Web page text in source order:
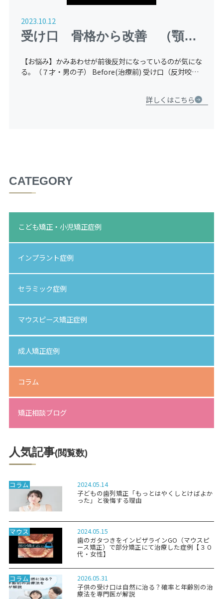
2023.10.12
受け口 骨格から改善 （顎顔
【お悩み】かみあわせが前後反対になっているのが気にな
る。（７才・男の子） Before(治療前) 受け口（反対咬
詳しくはこちら
CATEGORY
こども矯正・小児矯正症例
インプラント症例
セラミック症例
マウスピース矯正症例
成人矯正症例
コラム
矯正相談ブログ
人気記事(閲覧数)
コラム
2024.05.14
子どもの歯列矯正「もっとはやくしとけばよか
った」と後悔する理由
マウス
2024.05.15
歯のガタつきをインビザラインGO（マウスピ
ース矯正）で部分矯正にて治療した症例【３０
代・女性】
コラム
2026.05.31
子供の受け口は自然に治る？確率と年齢別の治
療法を専門医が解説